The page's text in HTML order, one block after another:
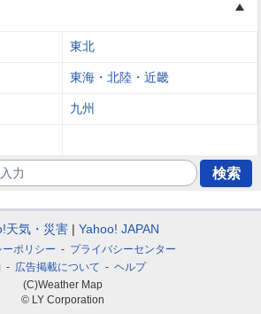
東北
東海・北陸・近畿
九州
力 検索
天気・災害 Yahoo! JAPAN
ポリシー
プライバシーセンター
広告掲載について
ヘルプ
(C)Weather Map
© LY Corporation